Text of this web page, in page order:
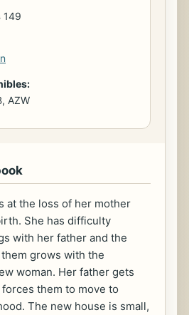
149
AZW
at the loss of her mother
She has difficulty
with her father and the
grows with the
woman. Her father gets
them to move to
The new house is small,